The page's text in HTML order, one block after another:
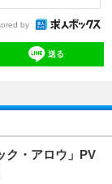
by
送る
ク・アロウ」PV